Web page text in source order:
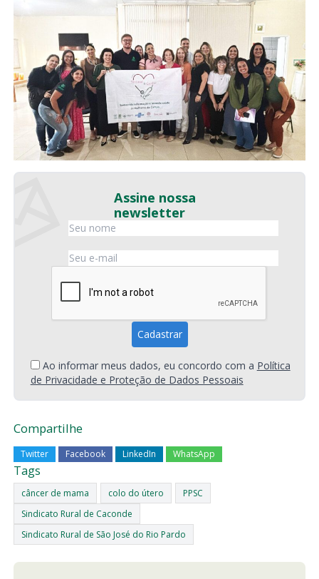
Assine nossa
newsletter
Ao informar meus dados, eu concordo com a Política
de Privacidade e Proteção de Dados Pessoais
Compartilhe
Twitter Facebook LinkedIn WhatsApp
Tags
câncer de mama colo do útero
PPSC
Sindicato Rural de Caconde
Sindicato Rural de São José do Rio Pardo